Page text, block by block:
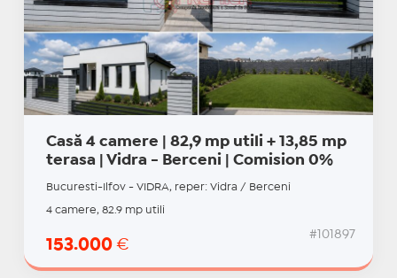
Casă 4 camere | 82,9 mp utili + 13,85 mp
terasa | Vidra - Berceni | Comision 0%
Bucuresti-Ilfov - VIDRA, reper: Vidra / Berceni
4 camere, 82.9 mp utili
153.000 €
#101897